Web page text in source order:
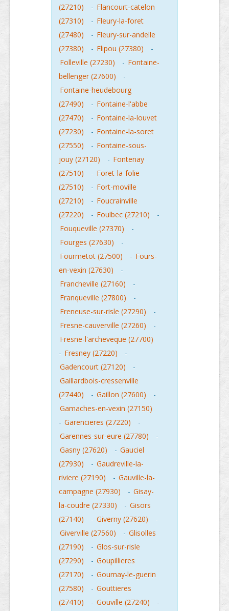
(27210) - Flancourt-catelon
(27310)
- Fleury-la-foret
(27480)
- Fleury-sur-andelle
(27380)
- Flipou (27380)
-
Folleville (27230)
- Fontaine-
bellenger (27600)
-
Fontaine-heudebourg
(27490)
- Fontaine-l'abbe
(27470)
- Fontaine-la-louvet
(27230)
- Fontaine-la-soret
(27550)
- Fontaine-sous-
jouy (27120)
- Fontenay
(27510)
- Foret-la-folie
(27510)
- Fort-moville
(27210)
- Foucrainville
(27220)
- Foulbec (27210)
-
Fouqueville (27370)
-
Fourges (27630)
-
Fourmetot (27500)
- Fours-
en-vexin (27630)
-
Francheville (27160)
-
Franqueville (27800)
-
Freneuse-sur-risle (27290)
-
Fresne-cauverville (27260)
-
Fresne-l'archeveque (27700)
- Fresney (27220)
-
Gadencourt (27120)
-
Gaillardbois-cressenville
(27440)
- Gaillon (27600)
-
Gamaches-en-vexin (27150)
- Garencieres (27220)
-
Garennes-sur-eure (27780)
-
Gasny (27620)
- Gauciel
(27930)
- Gaudreville-la-
riviere (27190)
- Gauville-la-
campagne (27930)
- Gisay-
la-coudre (27330)
- Gisors
(27140)
- Giverny (27620)
-
Giverville (27560)
- Glisolles
(27190)
- Glos-sur-risle
(27290)
- Goupillieres
(27170)
- Gournay-le-guerin
(27580)
- Gouttieres
(27410)
- Gouville (27240)
-